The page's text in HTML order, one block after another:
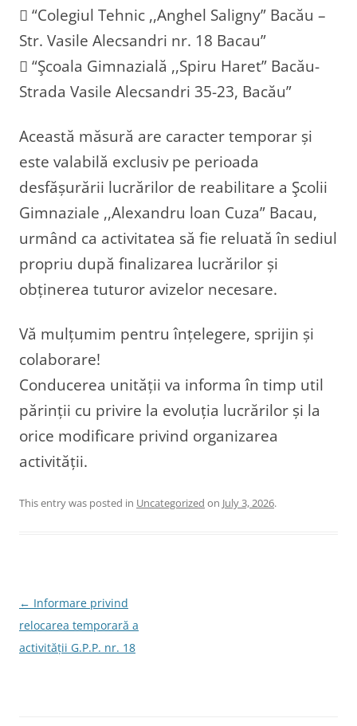
 “Colegiul Tehnic ,,Anghel Saligny” Bacău –
Str. Vasile Alecsandri nr. 18 Bacau”
 “Şcoala Gimnazială ,,Spiru Haret” Bacău-
Strada Vasile Alecsandri 35-23, Bacău”
Această măsură are caracter temporar și
este valabilă exclusiv pe perioada
desfășurării lucrărilor de reabilitare a Şcolii
Gimnaziale ,,Alexandru loan Cuza” Bacau,
urmând ca activitatea să fie reluată în sediul
propriu după finalizarea lucrărilor și
obținerea tuturor avizelor necesare.
Vă mulțumim pentru înțelegere, sprijin și
colaborare!
Conducerea unității va informa în timp util
părinții cu privire la evoluția lucrărilor și la
orice modificare privind organizarea
activității.
This entry was posted in Uncategorized on July 3, 2026.
Post
navigation
← Informare privind
relocarea temporară a
activității G.P.P. nr. 18